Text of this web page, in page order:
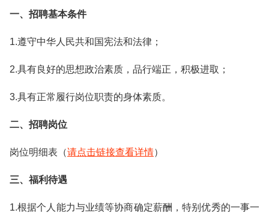
一、招聘基本条件
1.遵守中华人民共和国宪法和法律；
2.具有良好的思想政治素质，品行端正，积极进取；
3.具有正常履行岗位职责的身体素质。
二、招聘岗位
岗位明细表（请点击链接查看详情）
三、福利待遇
1.根据个人能力与业绩等协商确定薪酬，特别优秀的一事一